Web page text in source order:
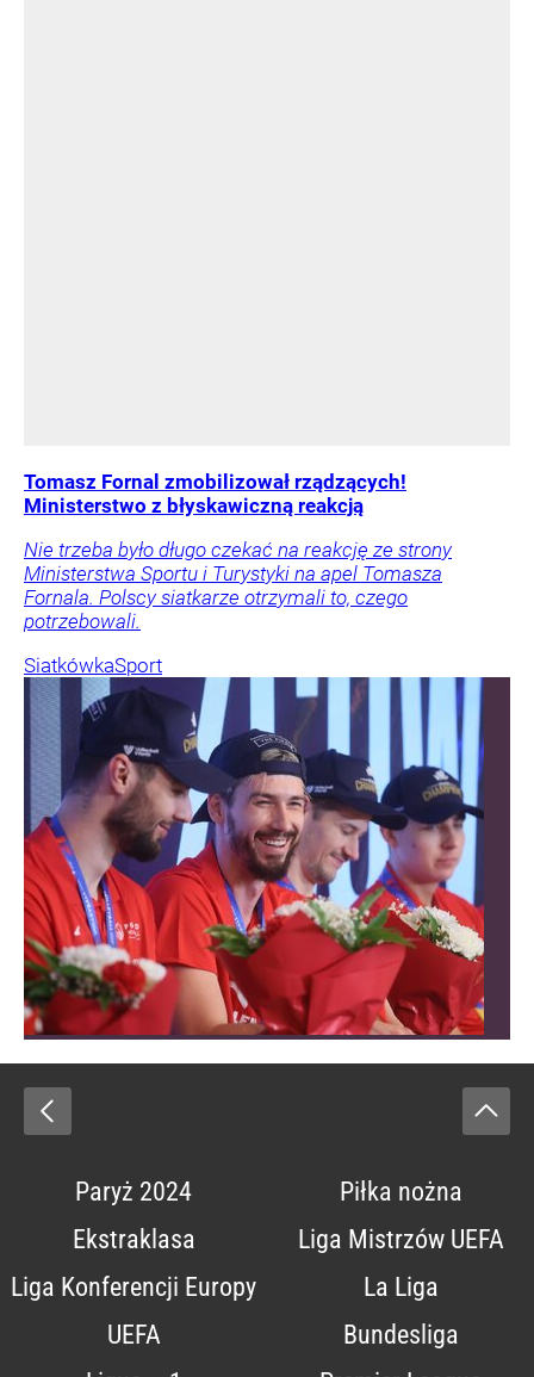
Tomasz Fornal zmobilizował rządzących!
Ministerstwo z błyskawiczną reakcją
Nie trzeba było długo czekać na reakcję ze strony
Ministerstwa Sportu i Turystyki na apel Tomasza
Fornala. Polscy siatkarze otrzymali to, czego
potrzebowali.
SiatkówkaSport
Paryż 2024
Piłka nożna
Ekstraklasa
Liga Mistrzów UEFA
Liga Konferencji Europy
UEFA
La Liga
Bundesliga